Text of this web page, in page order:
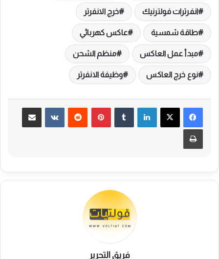
انفرترات فولترنيك خرج الانفرتر
طاقة شمسية عاكس كهربائي
مبدأ عمل العاكس منظم الشحن
نوع خرج العاكس وظيفة الانفرتر
لينكدإن
‏Tumblr بينتيريست
‏Reddit
‏VKontakte مشاركة عبر البريد
طباعة
فريق التحرير